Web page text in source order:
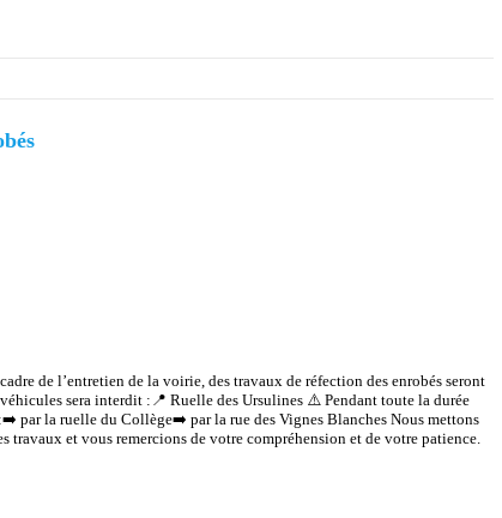
de l’entretien de la voirie, des travaux de réfection des enrobés seront
sera interdit :📍 Ruelle des Ursulines ⚠️ Pendant toute la durée
par la ruelle du Collège➡️ par la rue des Vignes Blanches Nous mettons
travaux et vous remercions de votre compréhension et de votre patience.